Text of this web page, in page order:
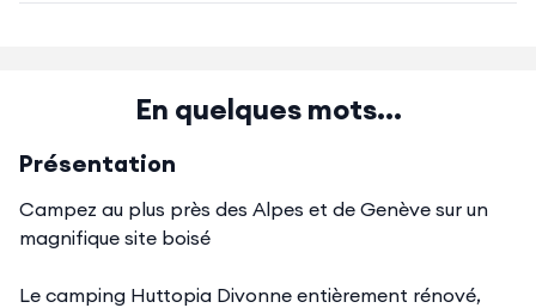
En quelques mots...
Présentation
Campez au plus près des Alpes et de Genève sur un
magnifique site boisé
Le camping Huttopia Divonne entièrement rénové,